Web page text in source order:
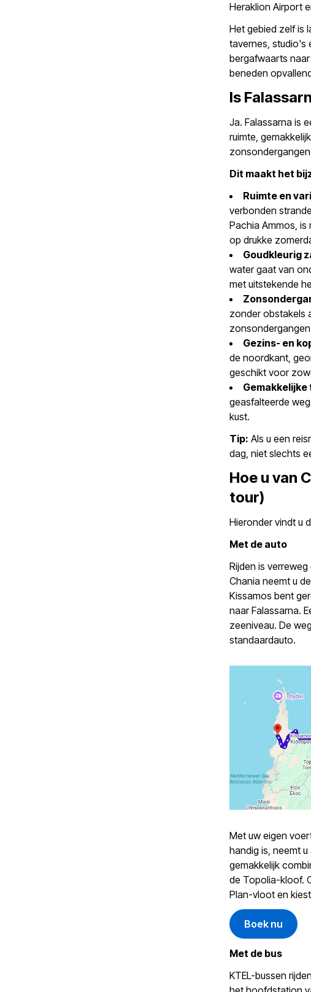
Heraklion Airport
Het gebied zelf is
tavernes, studio's
bergafwaarts
beneden
Is
Ja. Falassarna is
ruimte,
Dit maakt het
Ruimte en
verbonden
Pachia Ammos, is
op drukke
Goudkleurig
water gaat van
met uitstekende
zonder obstakels
Gezins- en
de noordkant,
geschikt voor
geasfalteerde
kust.
Tip: Als u een
dag, niet slechts
Hoe u van
tour)
Hieronder vindt u
Met de auto
Rijden is
Chania neemt u
Kissamos bent
naar Falassarna.
zeeniveau. De
standaardauto.
Met uw eigen
handig is, neemt
gemakkelijk
de Topolia-kloof.
Plan-vloot en
Boek nu
Met de bus
KTEL-bussen